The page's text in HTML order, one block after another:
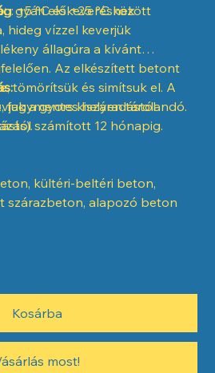
+5 °C és +25 °C között
gyári előkeverésnek
hideg vízzel keverjük
állagúra a kívánt
Az elkészített betont
tömörítsük és simítsuk el. A
a gyors kiszáradástól
fagymentes helyen tárolandó.
számított 12 hónapig.
kültéri-beltéri beton,
szárazbeton, alapozó beton
Kosárba
most!